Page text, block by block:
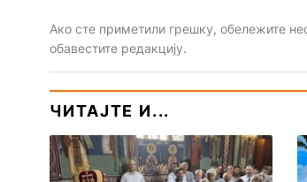
Ако сте приметили грешку, обележите
обавестите редакцију.
ЧИТАЈТЕ И...